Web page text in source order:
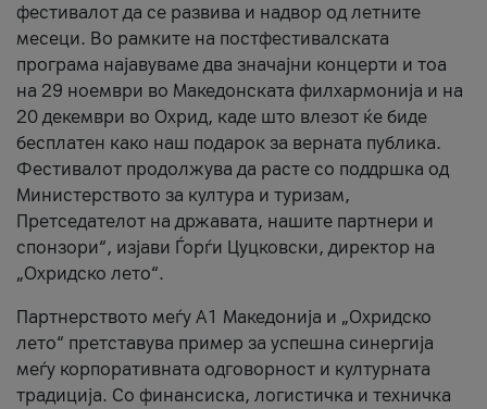
фестивалот да се развива и надвор од летните
месеци. Во рамките на постфестивалската
програма најавуваме два значајни концерти и тоа
на 29 ноември во Македонската филхармонија и на
20 декември во Охрид, каде што влезот ќе биде
бесплатен како наш подарок за верната публика.
Фестивалот продолжува да расте со поддршка од
Министерството за култура и туризам,
Претседателот на државата, нашите партнери и
спонзори“, изјави Ѓорѓи Цуцковски, директор на
„Охридско лето“.
Партнерството меѓу A1 Македонија и „Охридско
лето“ претставува пример за успешна синергија
меѓу корпоративната одговорност и културната
традиција. Со финансиска, логистичка и техничка